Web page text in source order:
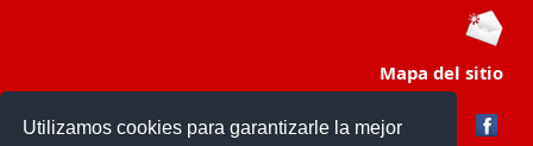
Utilizamos cookies para garantizarle la mejor
Mapa del sitio